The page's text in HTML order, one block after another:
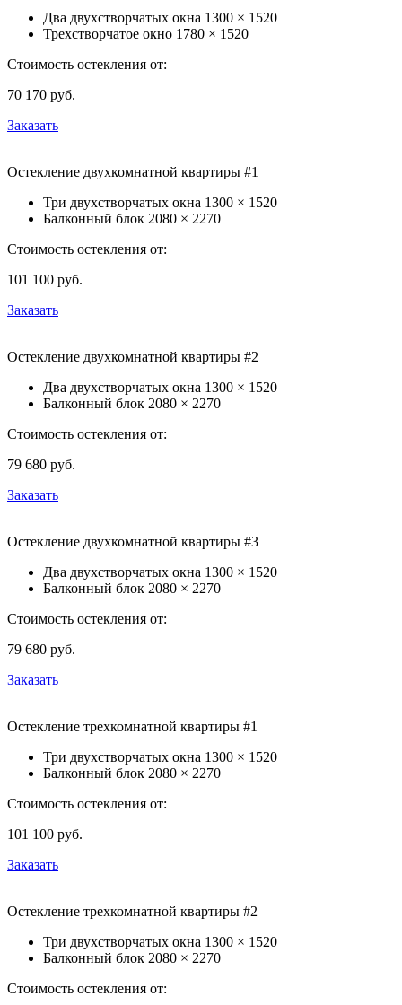
Два двухстворчатых окна 1300 × 1520
Трехстворчатое окно 1780 × 1520
Стоимость остекления от:
70 170 руб.
Заказать
Остекление двухкомнатной квартиры #1
Три двухстворчатых окна 1300 × 1520
Балконный блок 2080 × 2270
Стоимость остекления от:
101 100 руб.
Заказать
Остекление двухкомнатной квартиры #2
Два двухстворчатых окна 1300 × 1520
Балконный блок 2080 × 2270
Стоимость остекления от:
79 680 руб.
Заказать
Остекление двухкомнатной квартиры #3
Два двухстворчатых окна 1300 × 1520
Балконный блок 2080 × 2270
Стоимость остекления от:
79 680 руб.
Заказать
Остекление трехкомнатной квартиры #1
Три двухстворчатых окна 1300 × 1520
Балконный блок 2080 × 2270
Стоимость остекления от:
101 100 руб.
Заказать
Остекление трехкомнатной квартиры #2
Три двухстворчатых окна 1300 × 1520
Балконный блок 2080 × 2270
Стоимость остекления от: